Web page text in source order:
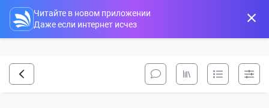
Читайте в новом приложении
Даже если интернет исчез